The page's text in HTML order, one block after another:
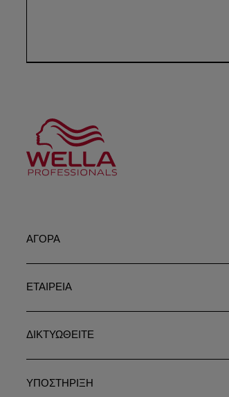
ΑΓΟΡΑ
ΕΤΑΙΡΕΙΑ
ΔΙΚΤΥΩΘΕΙΤΕ
ΥΠΟΣΤΗΡΙΞΗ